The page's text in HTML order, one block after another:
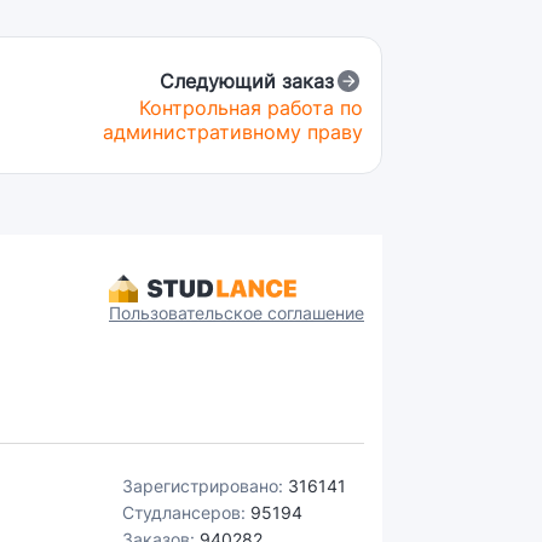
Следующий заказ
Контрольная работа по
административному праву
Пользовательское соглашение
Зарегистрировано: 316141
Студлансеров: 95194